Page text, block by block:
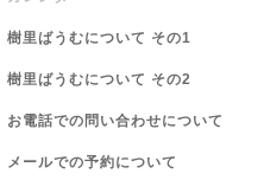
樹里ばうむについて その1
樹里ばうむについて その2
お電話での問い合わせについて
メールでの予約について